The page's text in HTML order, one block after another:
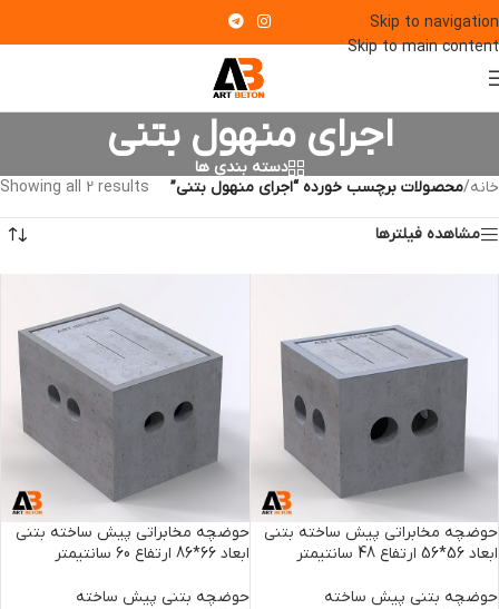
Skip to navigation
Skip to main content
اجرای منهول بتنی
دسته بندی ها
خانه/محصولات برچسب خورده “اجرای منهول بتنی” Showing all 2 results
مشاهده فیلترها
حوضچه‌ مخابراتی پیش ساخته بتنی
ابعاد 56*56 ارتفاع 48 سانتیمتر
حوضچه بتنی پیش ساخته
حوضچه‌ مخابراتی پیش ساخته بتنی
ابعاد 66*86 ارتفاع 60 سانتیمتر
حوضچه بتنی پیش ساخته